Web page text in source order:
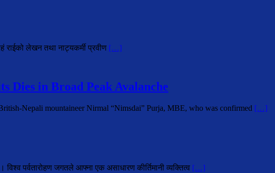
राईको लेखन तथा नाट्यकर्मी प्रवीण […]
Dies in Broad Peak Avalanche
Nepali mountaineer Nirmal “Nimsdai” Purja, MBE, who was confirmed […]
विश्व पर्वतारोहण जगतले आफ्ना एक असाधारण कीर्तिमानी व्यक्तित्व […]